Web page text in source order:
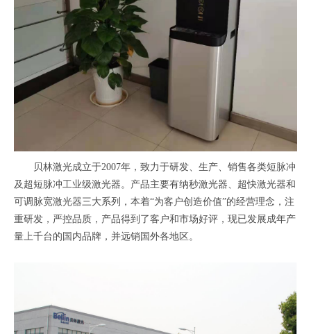
贝林激光成立于2007年，致力于研发、生产、销售各类短脉冲
及超短脉冲工业级激光器。产品主要有纳秒激光器、超快激光器和
可调脉宽激光器三大系列，本着“为客户创造价值”的经营理念，注
重研发，严控品质，产品得到了客户和市场好评，现已发展成年产
量上千台的国内品牌，并远销国外各地区。